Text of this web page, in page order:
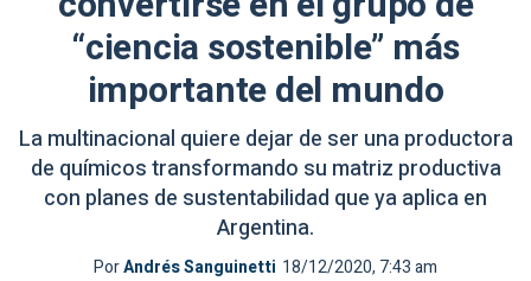
“ciencia sostenible” más
importante del mundo
La multinacional quiere dejar de ser una productora
de químicos transformando su matriz productiva
con planes de sustentabilidad que ya aplica en
Argentina.
PorAndrés Sanguinetti 18/12/2020, 7:43 am